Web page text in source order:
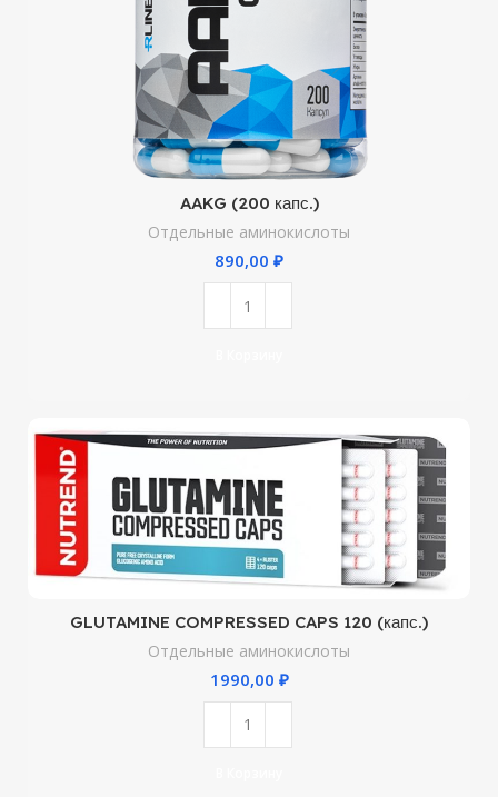
AAKG (200 капс.)
Отдельные аминокислоты
₽
GLUTAMINE COMPRESSED CAPS 120 (капс.)
Отдельные аминокислоты
₽